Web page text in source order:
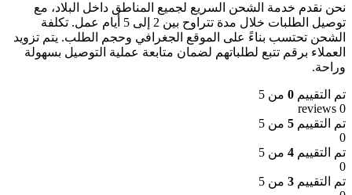
نحن نقدم خدمة الشحن السريع لجميع المناطق داخل البلاد، مع
توصيل الطلبات خلال مدة تتراوح بين 2 إلى 5 أيام عمل. تكلفة
الشحن تحتسب بناءً على الموقع الجغرافي وحجم الطلب. يتم تزويد
العملاء برقم تتبع لطلباتهم لضمان متابعة عملية التوصيل بسهولة
وراحة.
تم التقييم 0 من 5
0 reviews
تم التقييم 5 من 5
0
تم التقييم 4 من 5
0
تم التقييم 3 من 5